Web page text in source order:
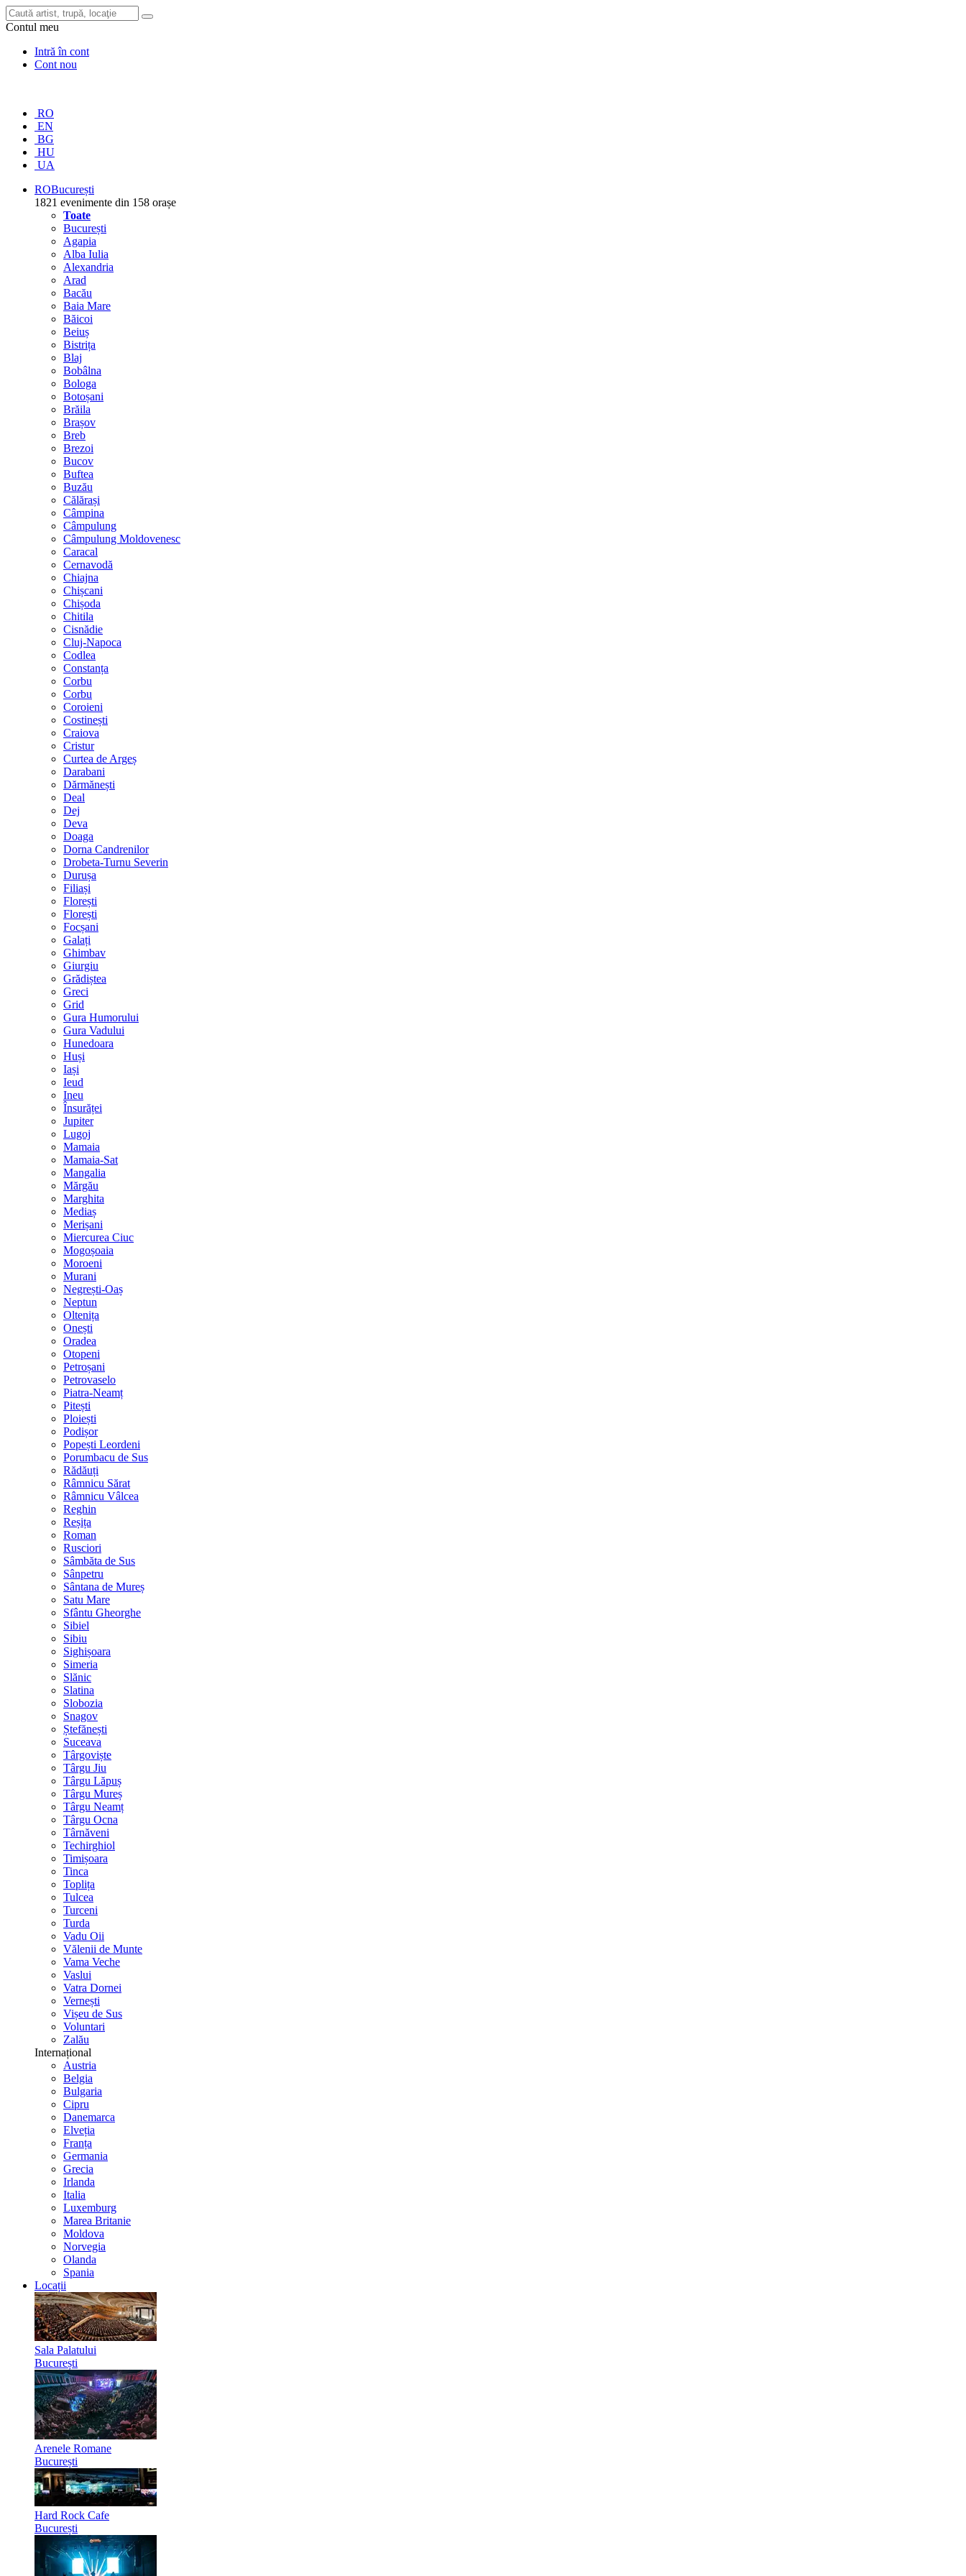
Contul meu
Intră în cont
Cont nou
RO
EN
BG
HU
UA
ROBucurești
1821 evenimente din 158 orașe
Toate
București
Agapia
Alba Iulia
Alexandria
Arad
Bacău
Baia Mare
Băicoi
Beiuș
Bistrița
Blaj
Bobâlna
Bologa
Botoșani
Brăila
Brașov
Breb
Brezoi
Bucov
Buftea
Buzău
Călărași
Câmpina
Câmpulung
Câmpulung Moldovenesc
Caracal
Cernavodă
Chiajna
Chișcani
Chișoda
Chitila
Cisnădie
Cluj-Napoca
Codlea
Constanța
Corbu
Corbu
Coroieni
Costinești
Craiova
Cristur
Curtea de Argeș
Darabani
Dărmănești
Deal
Dej
Deva
Doaga
Dorna Candrenilor
Drobeta-Turnu Severin
Durușa
Filiași
Florești
Florești
Focșani
Galați
Ghimbav
Giurgiu
Grădiștea
Greci
Grid
Gura Humorului
Gura Vadului
Hunedoara
Huși
Iași
Ieud
Ineu
Însurăței
Jupiter
Lugoj
Mamaia
Mamaia-Sat
Mangalia
Mărgău
Marghita
Mediaș
Merișani
Miercurea Ciuc
Mogoșoaia
Moroeni
Murani
Negrești-Oaș
Neptun
Oltenița
Onești
Oradea
Otopeni
Petroșani
Petrovaselo
Piatra-Neamț
Pitești
Ploiești
Podișor
Popești Leordeni
Porumbacu de Sus
Rădăuți
Râmnicu Sărat
Râmnicu Vâlcea
Reghin
Reșița
Roman
Rusciori
Sâmbăta de Sus
Sânpetru
Sântana de Mureș
Satu Mare
Sfântu Gheorghe
Sibiel
Sibiu
Sighișoara
Simeria
Slănic
Slatina
Slobozia
Snagov
Ștefănești
Suceava
Târgoviște
Târgu Jiu
Târgu Lăpuș
Târgu Mureș
Târgu Neamț
Târgu Ocna
Târnăveni
Techirghiol
Timișoara
Tinca
Toplița
Tulcea
Turceni
Turda
Vadu Oii
Vălenii de Munte
Vama Veche
Vaslui
Vatra Dornei
Vernești
Vișeu de Sus
Voluntari
Zalău
Internațional
Austria
Belgia
Bulgaria
Cipru
Danemarca
Elveția
Franța
Germania
Grecia
Irlanda
Italia
Luxemburg
Marea Britanie
Moldova
Norvegia
Olanda
Spania
Locații
Sala Palatului
București
Arenele Romane
București
Hard Rock Cafe
București